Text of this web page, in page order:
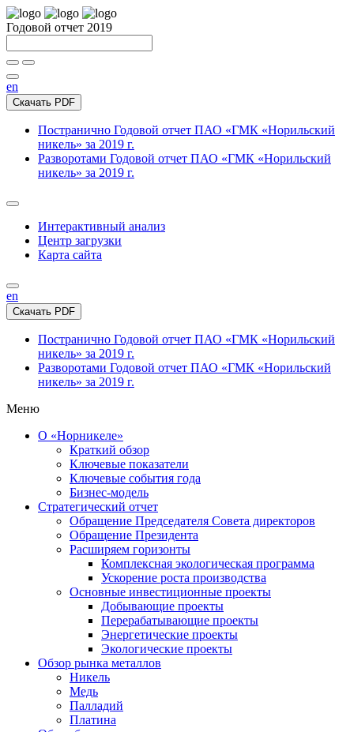
Годовой отчет 2019
en
Скачать PDF
Постранично Годовой отчет ПАО «ГМК «Норильский
никель» за 2019 г.
Разворотами Годовой отчет ПАО «ГМК «Норильский
никель» за 2019 г.
Интерактивный анализ
Центр загрузки
Карта сайта
en
Скачать PDF
Постранично Годовой отчет ПАО «ГМК «Норильский
никель» за 2019 г.
Разворотами Годовой отчет ПАО «ГМК «Норильский
никель» за 2019 г.
Меню
О «Норникеле»
Краткий обзор
Ключевые показатели
Ключевые события года
Бизнес-модель
Стратегический отчет
Обращение Председателя Совета директоров
Обращение Президента
Расширяем горизонты
Комплексная экологическая программа
Ускорение роста производства
Основные инвестиционные проекты
Добывающие проекты
Перерабатывающие проекты
Энергетические проекты
Экологические проекты
Обзор рынка металлов
Никель
Медь
Палладий
Платина